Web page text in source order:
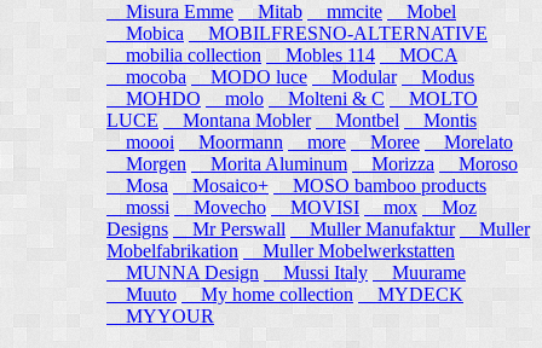
Misura Emme
Mitab mmcite
Mobel
Mobica
MOBILFRESNO-ALTERNATIVE
mobilia collection
Mobles 114
MOCA
mocoba
MODO luce Modular
Modus
MOHDO
molo Molteni & C
MOLTO
LUCE
Montana Mobler Montbel
Montis
moooi
Moormann more Moree
Morelato
Morgen
Morita Aluminum Morizza
Moroso
Mosa
Mosaico+
MOSO bamboo products
mossi
Movecho MOVISI mox
Moz
Designs
Mr Perswall Muller Manufaktur
Muller
Mobelfabrikation
Muller Mobelwerkstatten
MUNNA Design
Mussi Italy
Muurame
Muuto My home collection
MYDECK
MYYOUR